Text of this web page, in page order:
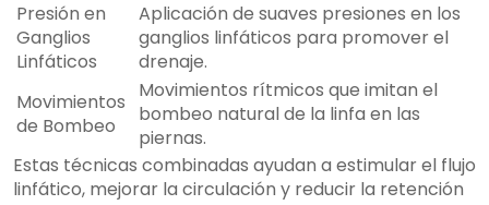
Presión en
Ganglios
Linfáticos
Aplicación de suaves presiones en los
ganglios linfáticos para promover el
drenaje.
Movimientos
de Bombeo
Movimientos rítmicos que imitan el
bombeo natural de la linfa en las
piernas.
Estas técnicas combinadas ayudan a estimular el flujo
linfático, mejorar la circulación y reducir la retención